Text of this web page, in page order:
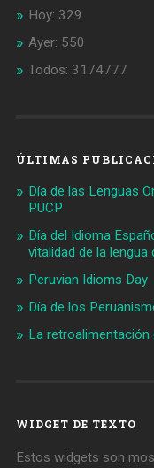
Hoy: 329
Ayer: 550
Todos: 3174777
ÚLTIMAS
Día de las Lenguas
PUCP
Día del Idioma
vitalidad de la
Peruvian Idioms Day
Día de los
La
WIDGET DE TEXTO
Estos widgets son